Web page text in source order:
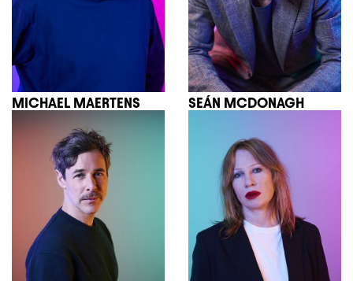
MICHAEL MAERTENS SEÁN MCDONAGH